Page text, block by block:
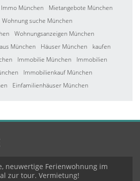
Immo München
Mietangebote München
Wohnung suche München
Wohnungsanzeigen München
München Häuser München
kaufen
Immobilie München
Immobilien
Immobilienkauf München
Einfamilienhäuser München
neuwertige Ferienwohnung im
zur tour. Vermietung!